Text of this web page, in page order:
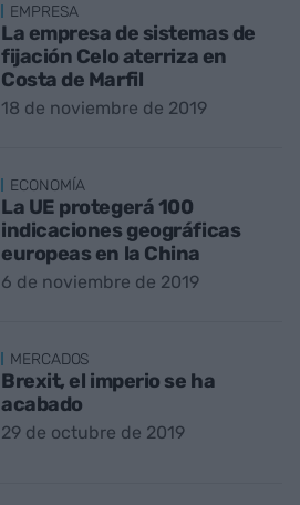
EMPRESA
La empresa de sistemas de
fijación Celo aterriza en
Costa de Marfil
18 de noviembre de 2019
ECONOMÍA
La UE protegerá 100
indicaciones geográficas
europeas en la China
6 de noviembre de 2019
MERCADOS
Brexit, el imperio se ha
acabado
29 de octubre de 2019